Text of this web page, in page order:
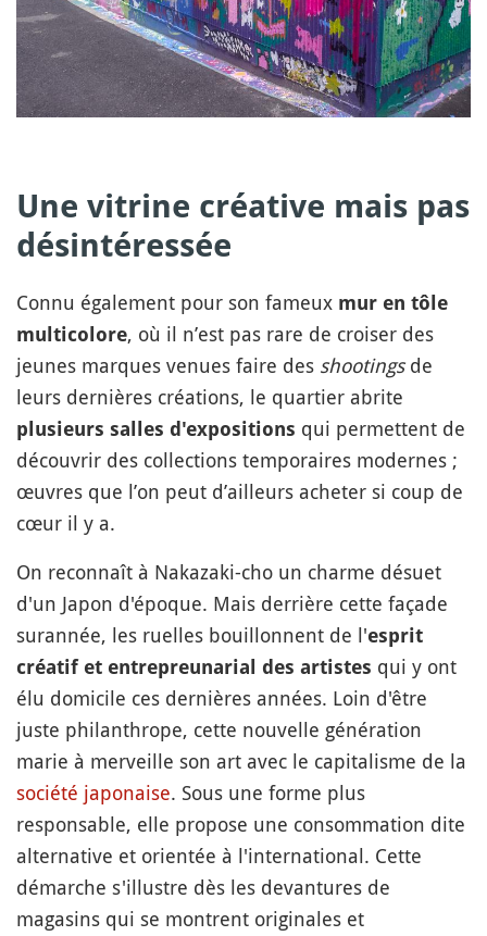
Une vitrine créative mais pas
désintéressée
Connu également pour son fameux mur en tôle
multicolore, où il n’est pas rare de croiser des
jeunes marques venues faire des shootingsde
leurs dernières créations, le quartier abrite
plusieurs salles d'expositions qui permettent de
découvrir des collections temporaires modernes ;
œuvres que l’on peut d’ailleurs acheter si coup de
cœur il y a.
On reconnaît à Nakazaki-cho un charme désuet
d'un Japon d'époque. Mais derrière cette façade
surannée, les ruelles bouillonnent de l'esprit
créatif et entrepreunarial des artistes qui y ont
élu domicile ces dernières années. Loin d'être
juste philanthrope, cette nouvelle génération
marie à merveille son art avec le capitalisme de la
société japonaise. Sous une forme plus
responsable, elle propose une consommation dite
alternative et orientée à l'international. Cette
démarche s'illustre dès les devantures de
magasins qui se montrent originales et